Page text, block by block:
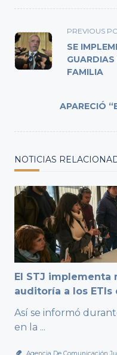
<span
class="nav-
subtitle
screen-
text">Page</span>
PREVIOUS
SE
FAMILIA
APARECIÓ
NOTICIAS
El STJ
auditoría a los ETIs
Así se informó
en la ...